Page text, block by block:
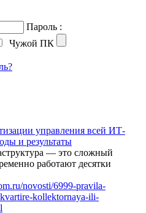
Пароль :
Чужой ПК
управления всей ИТ-
и результаты
— это сложный
работают десятки